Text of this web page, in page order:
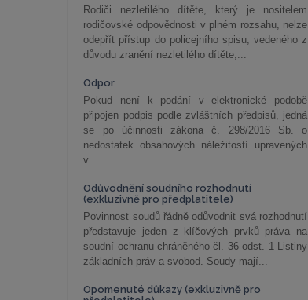
Rodiči nezletilého dítěte, který je nositelem
rodičovské odpovědnosti v plném rozsahu, nelze
odepřít přístup do policejního spisu, vedeného z
důvodu zranění nezletilého dítěte,...
Odpor
Pokud není k podání v elektronické podobě
připojen podpis podle zvláštních předpisů, jedná
se po účinnosti zákona č. 298/2016 Sb. o
nedostatek obsahových náležitostí upravených
v...
Odůvodnění soudního rozhodnutí
(exkluzivně pro předplatitele)
Povinnost soudů řádně odůvodnit svá rozhodnutí
představuje jeden z klíčových prvků práva na
soudní ochranu chráněného čl. 36 odst. 1 Listiny
základních práv a svobod. Soudy mají...
Opomenuté důkazy (exkluzivně pro